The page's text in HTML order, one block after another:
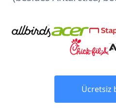
Ücretsiz